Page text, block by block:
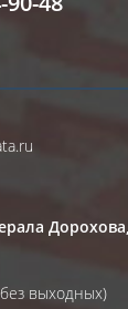
выходных)